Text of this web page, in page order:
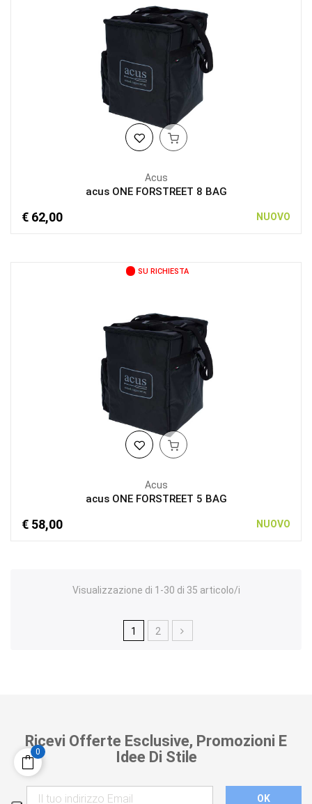
Acus
acus ONE FORSTREET 8 BAG
€ 62,00 NUOVO
SU RICHIESTA
Acus
acus ONE FORSTREET 5 BAG
€ 58,00 NUOVO
Visualizzazione di 1-30 di 35 articolo/i
1 2
Ricevi Offerte Esclusive, Promozioni E
Idee Di Stile
0